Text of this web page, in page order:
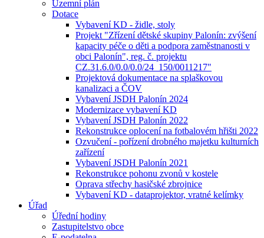
Územní plán
Dotace
Vybavení KD - židle, stoly
Projekt "Zřízení dětské skupiny Palonín: zvýšení
kapacity péče o děti a podpora zaměstnanosti v
obci Palonín", reg. č. projektu
CZ.31.6.0/0.0/0.0/24_150/0011217"
Projektová dokumentace na splaškovou
kanalizaci a ČOV
Vybavení JSDH Palonín 2024
Modernizace vybavení KD
Vybavení JSDH Palonín 2022
Rekonstrukce oplocení na fotbalovém hřišti 2022
Ozvučení - pořízení drobného majetku kulturních
zařízení
Vybavení JSDH Palonín 2021
Rekonstrukce pohonu zvonů v kostele
Oprava střechy hasičské zbrojnice
Vybavení KD - dataprojektor, vratné kelímky
Úřad
Úřední hodiny
Zastupitelstvo obce